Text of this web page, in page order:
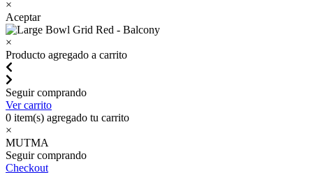
×
Aceptar
×
Producto agregado a carrito
Seguir comprando
Ver carrito
0 item(s) agregado tu carrito
×
MUTMA
Seguir comprando
Checkout